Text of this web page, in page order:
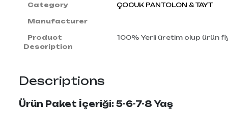
Category ÇOCUK PANTOLON & TAYT
Manufacturer
Product
Description
100% Yerli üretim olup ürün
Descriptions
Ürün Paket İçeriği: 5-6-7-8 Yaş